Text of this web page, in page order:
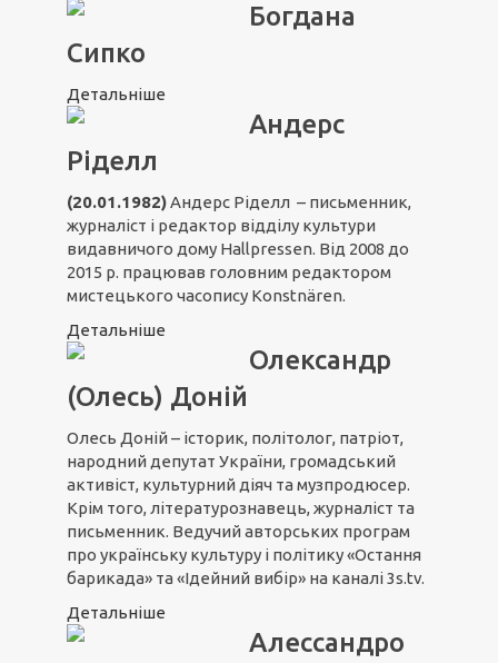
Богдана
Сипко
Детальніше
Андерс
Ріделл
(20.01.1982)Андерс Ріделл – письменник,
журналіст і редактор відділу культури
видавничого дому Hallpressen. Від 2008 до
2015 р. працював головним редактором
мистецького часопису Konstnären.
Детальніше
Олександр
(Олесь) Доній
Олесь Доній – історик, політолог, патріот,
народний депутат України, громадський
активіст, культурний діяч та музпродюсер.
Крім того, літературознавець, журналіст та
письменник. Ведучий авторських програм
про українську культуру і політику «Остання
барикада» та «Ідейний вибір» на каналі 3s.tv.
Детальніше
Алессандро